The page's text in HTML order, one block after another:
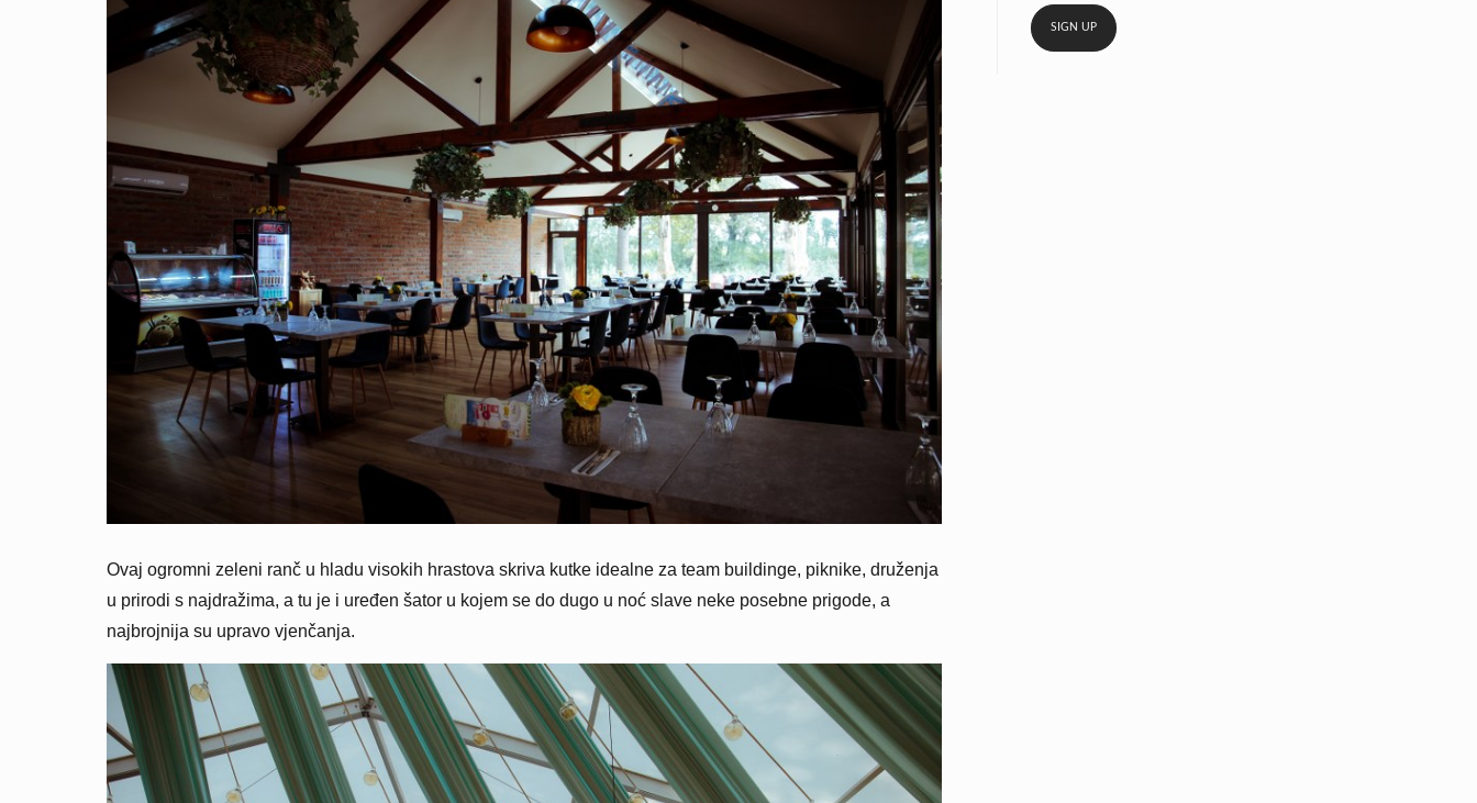
Ovaj ogromni zeleni ranč u hladu visokih hrastova skriva kutke idealne za team buildinge, piknike, druženja
u prirodi s najdražima, a tu je i uređen šator u kojem se do dugo u noć slave neke posebne prigode, a
najbrojnija su upravo vjenčanja.